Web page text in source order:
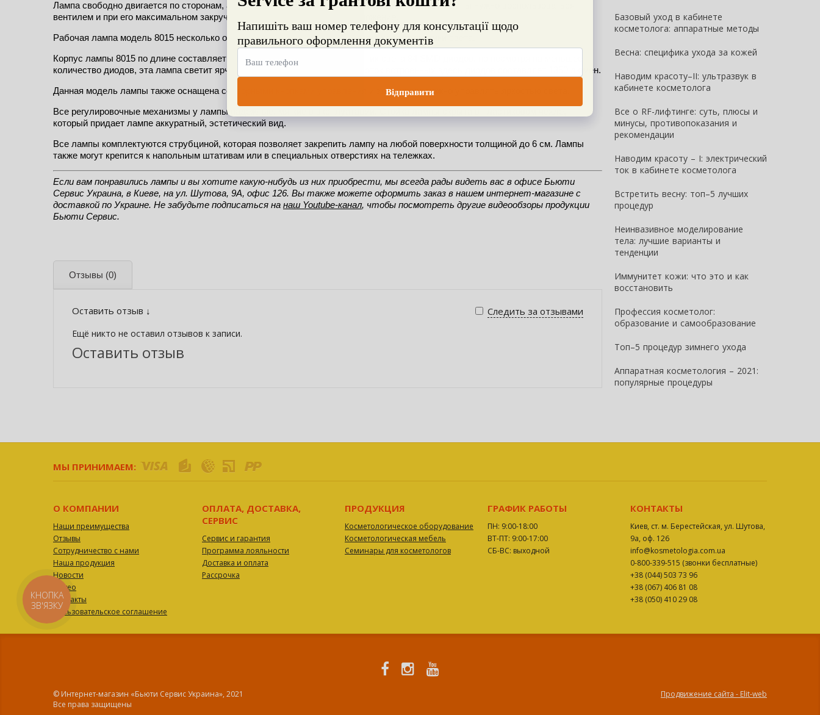
Базовый уход в кабинете
косметолога: аппаратные методы
Весна: специфика ухода за кожей
Наводим красоту–II: ультразвук в
кабинете косметолога
Все о RF-лифтинге: суть, плюсы и
минусы, противопоказания и
рекомендации
Наводим красоту – I: электрический
ток в кабинете косметолога
Встретить весну: топ–5 лучших
процедур
Неинвазивное моделирование
тела: лучшие варианты и
тенденции
Иммунитет кожи: что это и как
восстановить
Профессия косметолог:
образование и самообразование
Топ–5 процедур зимнего ухода
Аппар​атная косметология – 2021:
популярные процедуры
Лампа свободно двигается по сторонам, а при необходимости опустить или поднять голову лампы нужно воспользоваться
вентилем и при его максимальном закручивании фиксировать нужное положение.
Рабочая лампа модель 8015 несколько отличается дизайном и имеет другие характеристики света.
Корпус лампы 8015 по длине составляет 58 см, а по ширине - 8 см. Источник света 84 SMD диодов, но несмотря на меньшее
количество диодов, эта лампа светит ярче, так как максимальный светопоток встроенных здесь диодов составляет 1350 люмен.
Данная модель лампы также оснащена сенсорными кнопками управления и здесь тоже можно управлять яркостью света.
Все регулировочные механизмы у лампы надежные, мягкие в эксплуатации. Стойка лампы скрыта в пластиковом чехле,
который придает лампе аккуратный, эстетический вид.
Все лампы комплектуются струбциной, которая позволяет закрепить лампу на любой поверхности толщиной до 6 см. Лампы
также могут крепится к напольным штативам или в специальных отверстиях на тележках.
Если вам понравились лампы и вы хотите какую-нибудь из них приобрести, мы всегда рады видеть вас в офисе Бьюти
Сервис Украина, в Киеве, на ул. Шутова, 9А, офис 126. Вы также можете оформить заказ в нашем интернет-магазине с
доставкой по Украине. Не забудьте подписаться на наш Youtube-канал, чтобы посмотреть другие видеообзоры продукции
Бьюти Сервис.
Отзывы (0)
Следить за отзывами
Оставить отзыв ↓
Ещё никто не оставил отзывов к записи.
Оставить отзыв
МЫ ПРИНИМАЕМ:
О КОМПАНИИ
Наши преимущества
Отзывы
Сотрудничество с нами
Наша продукция
Новости
Видео
Контакты
Пользовательское соглашение
ОПЛАТА, ДОСТАВКА,
СЕРВИС
Сервис и гарантия
Программа лояльности
Доставка и оплата
Рассрочка
ПРОДУКЦИЯ
Косметологическое оборудование
Косметологическая мебель
Семинары для косметологов
ГРАФИК РАБОТЫ
ПН: 9:00-18:00
ВТ-ПТ: 9:00-17:00
СБ-ВС: выходной
КОНТАКТЫ
Киев, ст. м. Берестейская, ул. Шутова,
9а, оф. 126
info@kosmetologia.com.ua
0-800-339-515 (звонки бесплатные)
+38 (044) 503 73 96
+38 (067) 406 81 08
+38 (050) 410 29 08
© Интернет-магазин «Бьюти Сервис Украина», 2021
Все права защищены
Продвижение сайта - Elit-web
КНОПКА
ЗВ'ЯЗКУ